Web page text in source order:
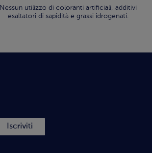
Nessun utilizzo di coloranti artificiali, additivi
esaltatori di sapidità e grassi idrogenati.
Iscriviti